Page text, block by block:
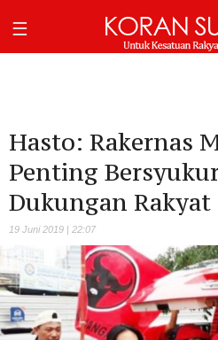
Hasto: Rakernas
Penting
Dukungan Rakyat
19 Juni 2019 | 22:07